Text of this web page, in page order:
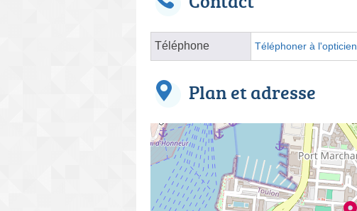
Téléphone Téléphoner à l'opticien
Plan et adresse